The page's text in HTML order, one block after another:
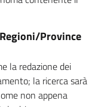
Province
la redazione dei
la ricerca sarà
non appena